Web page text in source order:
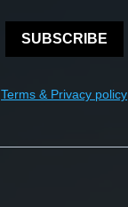
SUBSCRIBE
Terms & Privacy policy